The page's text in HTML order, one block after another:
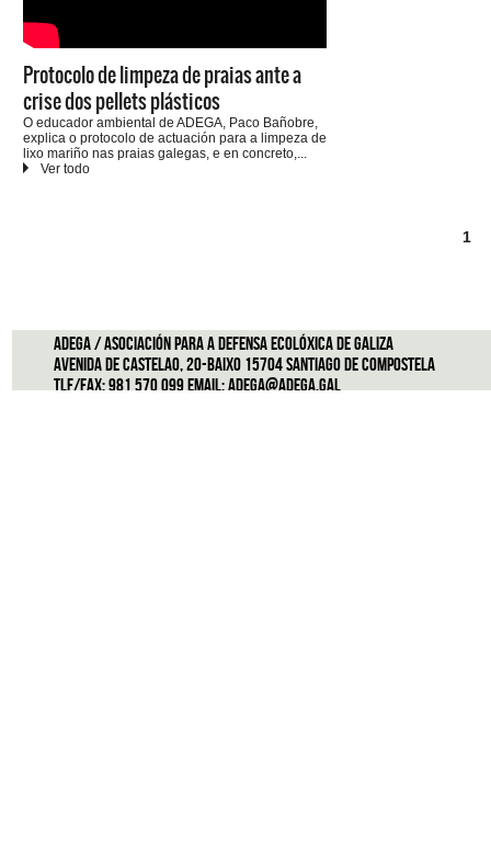
Protocolo de limpeza de praias ante a
crise dos pellets plásticos
O educador ambiental de ADEGA, Paco Bañobre,
explica o protocolo de actuación para a limpeza de
lixo mariño nas praias galegas, e en concreto,
dos pellets plásticos que están chegando ás nosas
1
ADEGA / Asociación para a defensa ecolóxica de Galiza
Avenida de Castelao, 20-Baixo 15704 Santiago de Compostela
Tlf/Fax: 981 570 099 Email:adega@adega.gal